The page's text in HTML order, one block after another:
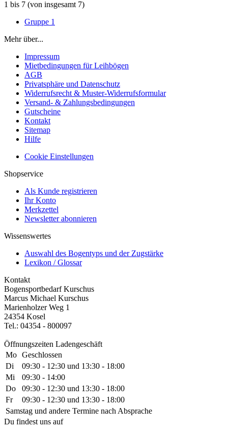
1 bis 7 (von insgesamt 7)
Gruppe 1
Mehr über...
Impressum
Mietbedingungen für Leihbögen
AGB
Privatsphäre und Datenschutz
Widerrufsrecht & Muster-Widerrufsformular
Versand- & Zahlungsbedingungen
Gutscheine
Kontakt
Sitemap
Hilfe
Cookie Einstellungen
Shopservice
Als Kunde registrieren
Ihr Konto
Merkzettel
Newsletter abonnieren
Wissenswertes
Auswahl des Bogentyps und der Zugstärke
Lexikon / Glossar
Kontakt
Bogensportbedarf Kurschus
Marcus Michael Kurschus
Marienholzer Weg 1
24354 Kosel
Tel.: 04354 - 800097
Öffnungszeiten Ladengeschäft
Mo Geschlossen
Di
09:30 - 12:30 und 13:30 - 18:00
Mi
09:30 - 14:00
Do
09:30 - 12:30 und 13:30 - 18:00
Fr
09:30 - 12:30 und 13:30 - 18:00
Samstag und andere Termine nach Absprache
Du findest uns auf